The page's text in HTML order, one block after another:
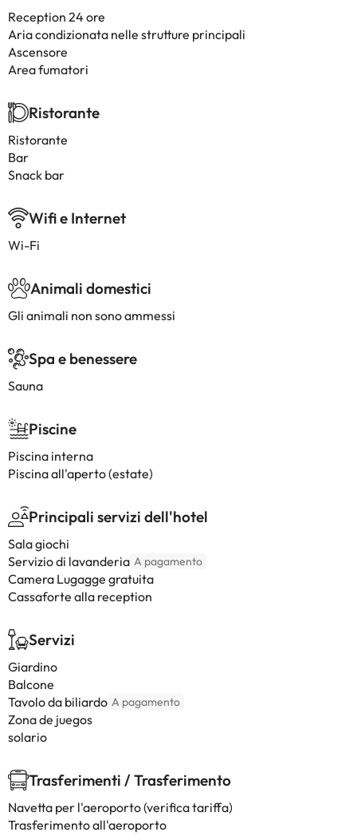
Reception 24 ore
Aria condizionata nelle strutture principali
Ascensore
Area fumatori
Ristorante
Ristorante
Bar
Snack bar
Wifi e Internet
Wi-Fi
Animali domestici
Gli animali non sono ammessi
Spa e benessere
Sauna
Piscine
Piscina interna
Piscina all'aperto (estate)
Principali servizi dell'hotel
Sala giochi
Servizio di lavanderia A pagamento
Camera Lugagge gratuita
Cassaforte alla reception
Servizi
Giardino
Balcone
Tavolo da biliardo A pagamento
Zona de juegos
solario
Trasferimenti / Trasferimento
Navetta per l'aeroporto (verifica tariffa)
Trasferimento all'aeroporto